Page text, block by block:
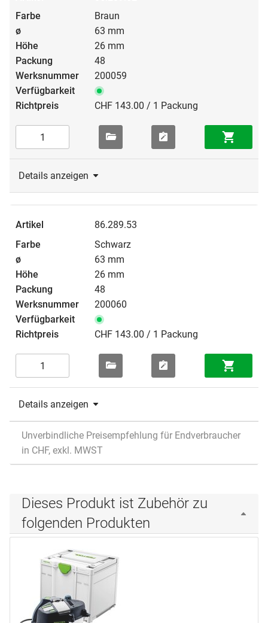
Braun
63 mm
26 mm
48
200059
CHF 143.00 / 1 Packung
Details anzeigen
86.289.53
Schwarz
63 mm
26 mm
48
200060
CHF 143.00 / 1 Packung
Details anzeigen
Unverbindliche Preisempfehlung für Endverbraucher
in CHF, exkl. MWST
Dieses Produkt ist Zubehör zu
folgenden Produkten